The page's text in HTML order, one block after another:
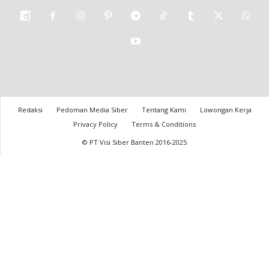
Redaksi Pedoman Media Siber Tentang Kami
Lowongan Kerja
Privacy Policy
Terms & Conditions
© PT Visi Siber Banten 2016-2025